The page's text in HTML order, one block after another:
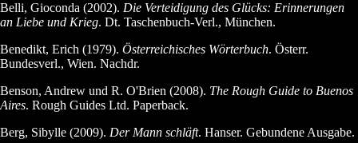
Belli, Gioconda (2002). Die Verteidigung des Glücks: Erinnerungen
an Liebe und Krieg. Dt. Taschenbuch-Verl., München.
Benedikt, Erich (1979). Österreichisches Wörterbuch. Österr.
Bundesverl., Wien. Nachdr.
Benson, Andrew und R. O'Brien (2008). The Rough Guide to Buenos
Aires. Rough Guides Ltd. Paperback.
Berg, Sibylle (2009). Der Mann schläft. Hanser. Gebundene Ausgabe.